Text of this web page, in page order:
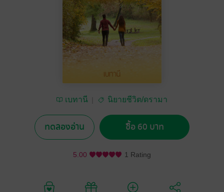
เบทานี นิยายชีวิต/ดรามา
ทดลองอ่าน ซื้อ 60 บาท
5.00 1 Rating